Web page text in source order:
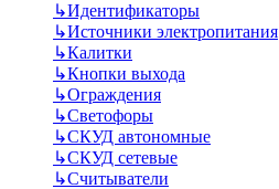
↳Идентификаторы
↳Источники электропитания
↳Калитки
↳Кнопки выхода
↳Ограждения
↳Светофоры
↳СКУД автономные
↳СКУД сетевые
↳Считыватели